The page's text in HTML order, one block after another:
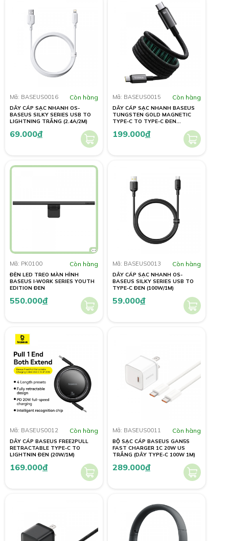
Mã: BASEUS0016 Còn hàng
DÂY CÁP SẠC NHANH OS-
BASEUS SILKY SERIES USB TO
LIGHTNING TRẮNG (2.4A/2M)
69.000đ
Mã: BASEUS0015 Còn hàng
DÂY CÁP SẠC NHANH BASEUS
TUNGSTEN GOLD MAGNETIC
TYPE-C TO TYPE-C ĐEN
199.000đ
Mã: PK0100 Còn hàng
ĐÈN LED TREO MÀN HÌNH
BASEUS I-WORK SERIES YOUTH
EDITION ĐEN
550.000đ
Mã: BASEUS0013 Còn hàng
DÂY CÁP SẠC NHANH OS-
BASEUS SILKY SERIES USB TO
TYPE-C ĐEN (100W/1M)
59.000đ
Mã: BASEUS0012 Còn hàng
DÂY CÁP BASEUS FREE2PULL
RETRACTABLE TYPE-C TO
LIGHTNIN ĐEN (20W/1M)
169.000đ
Mã: BASEUS0011 Còn hàng
BỘ SẠC CÁP BASEUS GAN5S
FAST CHARGER 1C 20W US
TRẮNG (DÂY TYPE-C 100W 1M)
289.000đ